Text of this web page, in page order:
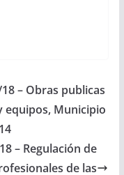
– Obras publicas
equipos, Municipio
– Regulación de
de las